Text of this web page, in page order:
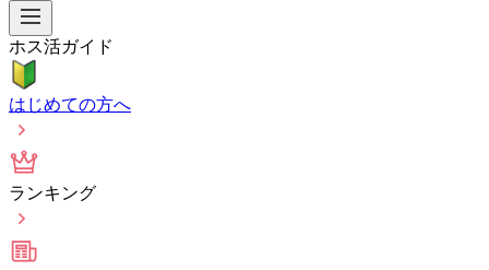
ホス活ガイド
はじめての方へ
ランキング